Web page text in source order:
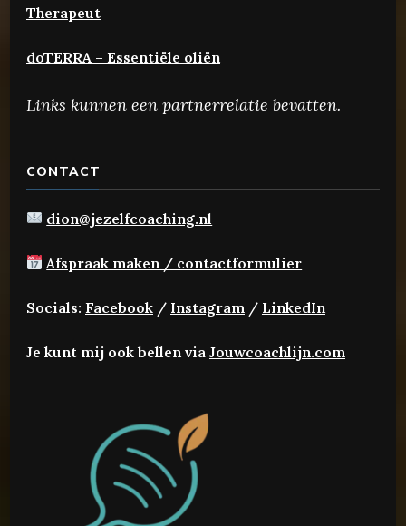
Therapeut
doTERRA – Essentiële oliën
Links kunnen een partnerrelatie bevatten.
CONTACT
dion@jezelfcoaching.nl
Afspraak maken / contactformulier
Socials: Facebook / Instagram / LinkedIn
Je kunt mij ook bellen via Jouwcoachlijn.com